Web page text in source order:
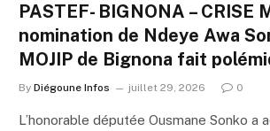
PASTEF- BIGNONA – CRISE
nomination de Ndeye Awa
MOJIP de Bignona fait
By Diégoune Infos juillet 29, 2026 0
L’honorable députée Ousmane Sonko a